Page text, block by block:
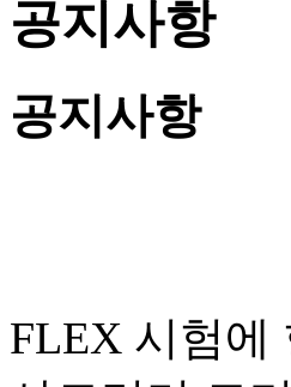
공지사항
공지사항
FLEX 시험에